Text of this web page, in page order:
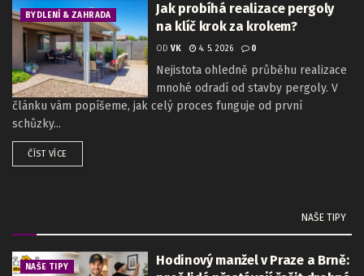
BYDLENÍ & ZAHRADA
Jak probíhá realizace pergoly
na klíč krok za krokem?
OD VK 4. 5. 2026 0
Nejistota ohledně průběhu realizace
mnohé odradí od stavby pergoly. V
článku vám popíšeme, jak celý proces funguje od první
schůzky...
ČÍST VÍCE
NAŠE TIPY
NAŠE TIPY
Hodinový manžel v Praze a Brně: